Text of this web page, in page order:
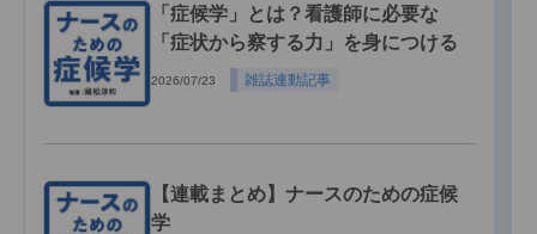
「症候学」とは？看護師に必要な
「症状から察する力」を身につける
2026/07/23 雑誌連動記事
【連載まとめ】ナースのための症候
学